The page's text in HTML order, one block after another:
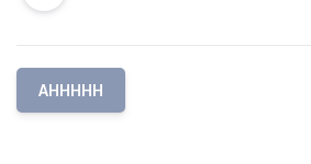
AHHHHH